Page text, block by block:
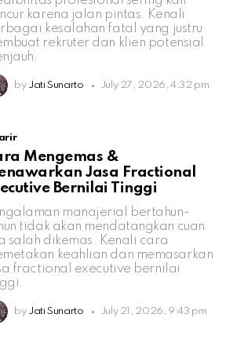
karena jalan pintas. Kenali
kesalahan fatal yang justru
rekruter dan klien potensial
by Jati Sunarto July 27, 2026, 4:32 pm
Mengemas &
Jasa Fractional
Bernilai Tinggi
manajerial bertahun-
tidak akan mendatangkan cuan
salah dikemas. Kenali cara
keahlian dan memasarkan
fractional executive bernilai
by Jati Sunarto July 21, 2026, 9:43 pm